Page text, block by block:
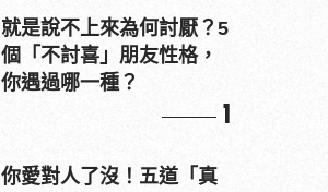
就是說不上來為何討厭？5
個「不討喜」朋友性格，
你遇過哪一種？
1
你愛對人了沒！五道「真